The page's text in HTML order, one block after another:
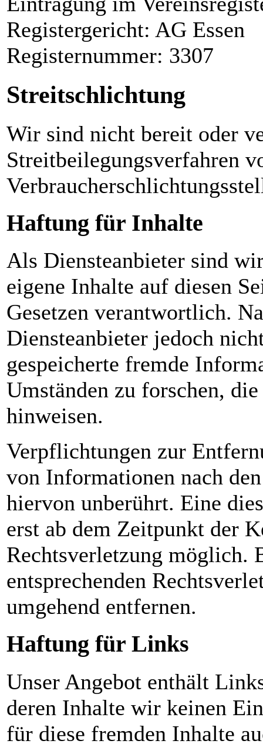
Registergericht: AG Essen
Registernummer: 3307
Streitschlichtung
Wir sind nicht bereit oder
Streitbeilegungsverfahren
Haftung für Inhalte
Als Diensteanbieter sind
eigene Inhalte auf diesen
Gesetzen verantwortlich.
Diensteanbieter jedoch
gespeicherte fremde
Umständen zu forschen,
hinweisen.
Verpflichtungen zur
von Informationen nach
hiervon unberührt. Eine
erst ab dem Zeitpunkt der
Rechtsverletzung möglich.
entsprechenden
umgehend entfernen.
Haftung für Links
Unser Angebot enthält
deren Inhalte wir keinen
für diese fremden Inhalte